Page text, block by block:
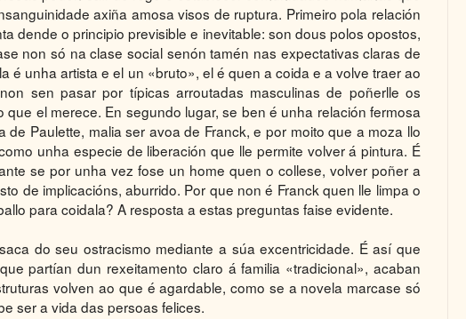
axiña amosa visos de ruptura. Primeiro pola relación
dende o principio previsible e inevitable: son dous polos opostos,
non só na clase social senón tamén nas expectativas claras de
é unha artista e el un «bruto», el é quen a coida e a volve traer ao
sen pasar por típicas arroutadas masculinas de poñerlle os
el merece. En segundo lugar, se ben é unha relación fermosa
Paulette, malia ser avoa de Franck, e por moito que a moza llo
unha especie de liberación que lle permite volver á pintura. É
se por unha vez fose un home quen o collese, volver poñer a
de implicacións, aburrido. Por que non é Franck quen lle limpa o
para coidala? A resposta a estas preguntas faise evidente.
do seu ostracismo mediante a súa excentricidade. É así que
partían dun rexeitamento claro á familia «tradicional», acaban
volven ao que é agardable, como se a novela marcase só
ser a vida das persoas felices.